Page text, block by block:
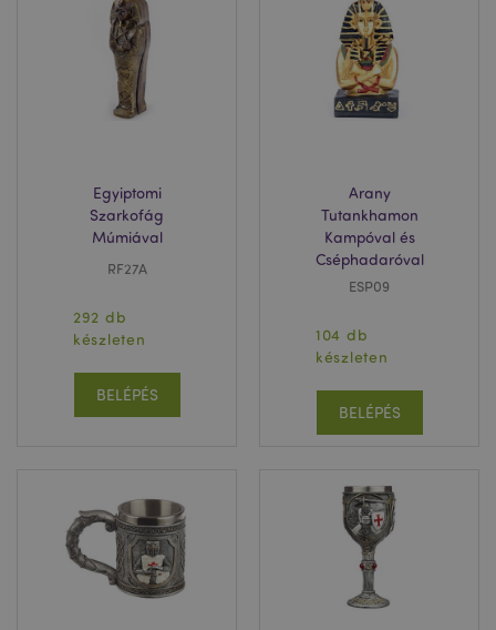
Egyiptomi
Szarkofág
Múmiával
RF27A
292 db
készleten
BELÉPÉS
Arany
Tutankhamon
Kampóval és
Cséphadaróval
ESP09
104 db
készleten
BELÉPÉS
puckator.hu
private_content_version
Adobe Inc.
www.puckator.hu
Adobe Inc.
mage-cache-sessid
Adobe Inc.
www.puckator.hu